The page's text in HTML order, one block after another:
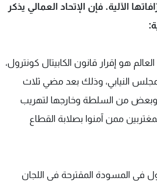
الآلية. فإن الإتحاد العمالي يذكر
هو إقرار قانون الكابيتال كونترول،
النيابي، وذلك بعد مضي ثلاث
من السلطة وخارجها لتهريب
ممن آمنوا بصلابة القطاع
في المسودة المقترحة في اللجان